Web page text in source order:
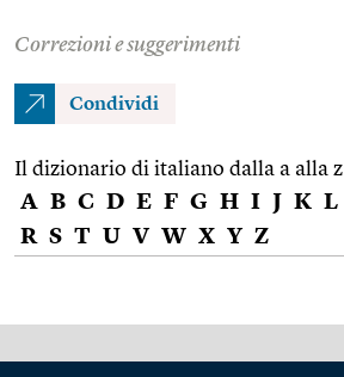
Correzioni e suggerimenti
Condividi
Il dizionario di italiano dalla a alla z
A B C D E F G H I J K L
R S T U V W X Y Z